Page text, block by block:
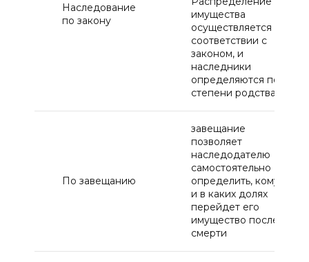
Наследование
по закону
имущества
осуществляется в
соответствии с
законом, и
наследники
определяются по
степени родства
По завещанию
завещание
позволяет
наследодателю
самостоятельно
определить, кому
и в каких долях
перейдет его
имущество после
смерти